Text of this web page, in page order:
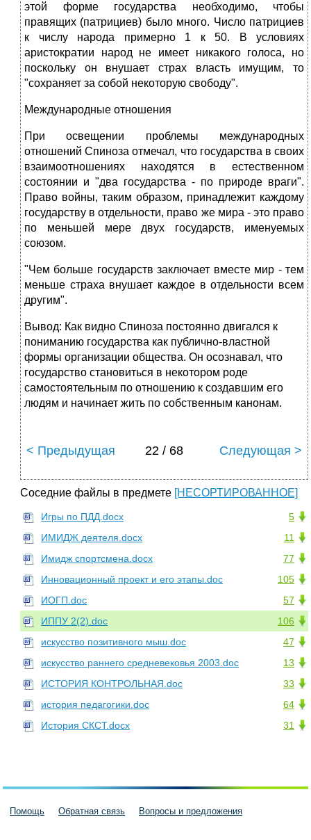
этой форме государства необходимо, чтобы
правящих (патрициев) было много. Число патрициев
к числу народа примерно 1 к 50. В условиях
аристократии народ не имеет никакого голоса, но
поскольку он внушает страх власть имущим, то
"сохраняет за собой некоторую свободу".
Международные отношения
При освещении проблемы международных
отношений Спиноза отмечал, что государства в своих
взаимоотношениях находятся в естественном
состоянии и "два государства - по природе враги".
Право войны, таким образом, принадлежит каждому
государству в отдельности, право же мира - это право
по меньшей мере двух государств, именуемых
союзом.
"Чем больше государств заключает вместе мир - тем
меньше страха внушает каждое в отдельности всем
другим".
Вывод: Как видно Спиноза постоянно двигался к
пониманию государства как публично-властной
формы организации общества. Он осознавал, что
государство становиться в некотором роде
самостоятельным по отношению к создавшим его
людям и начинает жить по собственным канонам.
< Предыдущая 22 / 68 Следующая >
Соседние файлы в предмете [НЕСОРТИРОВАННОЕ]
5
Игры по ПДД.docx
11
ИМИДЖ деятеля.docx
77
Имидж спортсмена.docx
105
Инновационный проект и его этапы.doc
57
ИОГП.doc
106
ИППУ 2(2).doc
47
искусство позитивного мыш.doc
13
искусство раннего средневековья 2003.doc
33
ИСТОРИЯ КОНТРОЛЬНАЯ.doc
64
история педагогики.doc
31
История СКСТ.docx
Помощь Обратная связь Вопросы и предложения